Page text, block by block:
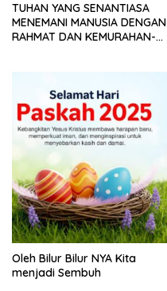
TUHAN YANG SENANTIASA
MENEMANI MANUSIA DENGAN
RAHMAT DAN KEMURAHAN-
Oleh Bilur Bilur NYA Kita
menjadi Sembuh